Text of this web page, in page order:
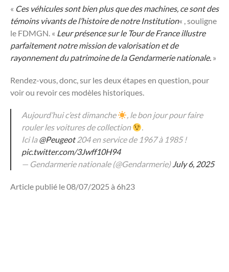
« Ces véhicules sont bien plus que des machines, ce sont des
témoins vivants de l’histoire de notre Institution« , souligne
le FDMGN. « Leur présence sur le Tour de France illustre
parfaitement notre mission de valorisation et de
rayonnement du patrimoine de la Gendarmerie nationale. »
Rendez-vous, donc, sur les deux étapes en question, pour
voir ou revoir ces modèles historiques.
Aujourd’hui c’est dimanche
, le bon jour pour faire
rouler les voitures de collection
.
Ici la@Peugeot204 en service de 1967 à 1985 !
pic.twitter.com/3Jwff10H94
— Gendarmerie nationale (@Gendarmerie)July 6, 2025
Article publié le 08/07/2025 à 6h23